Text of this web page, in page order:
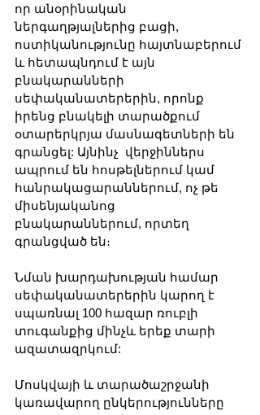
որ անօրինական
ներգաղթյալներից բացի,
ոստիկանությունը հայտնաբերում
և հետապնդում է այն
բնակարանների
սեփականատերերին, որոնք
իրենց բնակելի տարածքում
օտարերկրյա մասնագետների են
գրանցել: Այնինչ  վերջիններս
ապրում են հոսթելներում կամ
հանրակացարաններում, ոչ թե
միսենյականոց
բնակարաններում, որտեղ
գրանցված են։
Նման խարդախության համար
սեփականատերերին կարող է
սպառնալ 100 հազար ռուբլի
տուգանքից մինչև երեք տարի
ազատազրկում:
Մոսկվայի և տարածաշրջանի
կառավարող ընկերությունները